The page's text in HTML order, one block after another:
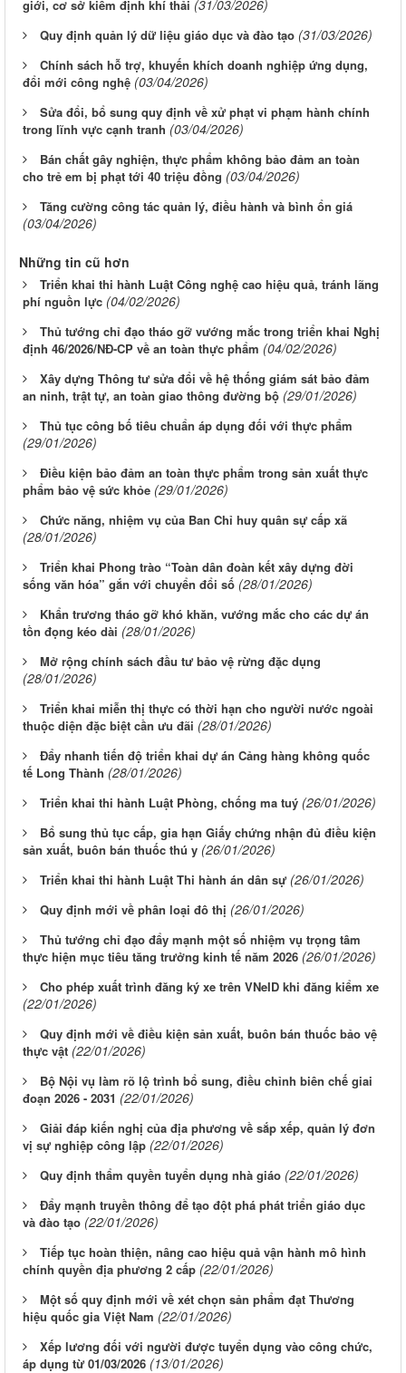
giới, cơ sở kiểm định khí thải (31/03/2026)
Quy định quản lý dữ liệu giáo dục và đào tạo (31/03/2026)
Chính sách hỗ trợ, khuyến khích doanh nghiệp ứng dụng,
đổi mới công nghệ (03/04/2026)
Sửa đổi, bổ sung quy định về xử phạt vi phạm hành chính
trong lĩnh vực cạnh tranh (03/04/2026)
Bán chất gây nghiện, thực phẩm không bảo đảm an toàn
cho trẻ em bị phạt tới 40 triệu đồng (03/04/2026)
Tăng cường công tác quản lý, điều hành và bình ổn giá
(03/04/2026)
Những tin cũ hơn
Triển khai thi hành Luật Công nghệ cao hiệu quả, tránh lãng
phí nguồn lực (04/02/2026)
Thủ tướng chỉ đạo tháo gỡ vướng mắc trong triển khai Nghị
định 46/2026/NĐ-CP về an toàn thực phẩm (04/02/2026)
Xây dựng Thông tư sửa đổi về hệ thống giám sát bảo đảm
an ninh, trật tự, an toàn giao thông đường bộ (29/01/2026)
Thủ tục công bố tiêu chuẩn áp dụng đối với thực phẩm
(29/01/2026)
Điều kiện bảo đảm an toàn thực phẩm trong sản xuất thực
phẩm bảo vệ sức khỏe (29/01/2026)
Chức năng, nhiệm vụ của Ban Chỉ huy quân sự cấp xã
(28/01/2026)
Triển khai Phong trào “Toàn dân đoàn kết xây dựng đời
sống văn hóa” gắn với chuyển đổi số (28/01/2026)
Khẩn trương tháo gỡ khó khăn, vướng mắc cho các dự án
tồn đọng kéo dài (28/01/2026)
Mở rộng chính sách đầu tư bảo vệ rừng đặc dụng
(28/01/2026)
Triển khai miễn thị thực có thời hạn cho người nước ngoài
thuộc diện đặc biệt cần ưu đãi (28/01/2026)
Đẩy nhanh tiến độ triển khai dự án Cảng hàng không quốc
tế Long Thành (28/01/2026)
Triển khai thi hành Luật Phòng, chống ma tuý (26/01/2026)
Bổ sung thủ tục cấp, gia hạn Giấy chứng nhận đủ điều kiện
sản xuất, buôn bán thuốc thú y (26/01/2026)
Triển khai thi hành Luật Thi hành án dân sự (26/01/2026)
Quy định mới về phân loại đô thị (26/01/2026)
Thủ tướng chỉ đạo đẩy mạnh một số nhiệm vụ trọng tâm
thực hiện mục tiêu tăng trưởng kinh tế năm 2026 (26/01/2026)
Cho phép xuất trình đăng ký xe trên VNeID khi đăng kiểm xe
(22/01/2026)
Quy định mới về điều kiện sản xuất, buôn bán thuốc bảo vệ
thực vật (22/01/2026)
Bộ Nội vụ làm rõ lộ trình bổ sung, điều chỉnh biên chế giai
đoạn 2026 - 2031 (22/01/2026)
Giải đáp kiến nghị của địa phương về sắp xếp, quản lý đơn
vị sự nghiệp công lập (22/01/2026)
Quy định thẩm quyền tuyển dụng nhà giáo (22/01/2026)
Đẩy mạnh truyền thông để tạo đột phá phát triển giáo dục
và đào tạo (22/01/2026)
Tiếp tục hoàn thiện, nâng cao hiệu quả vận hành mô hình
chính quyền địa phương 2 cấp (22/01/2026)
Một số quy định mới về xét chọn sản phẩm đạt Thương
hiệu quốc gia Việt Nam (22/01/2026)
Xếp lương đối với người được tuyển dụng vào công chức,
áp dụng từ 01/03/2026 (13/01/2026)